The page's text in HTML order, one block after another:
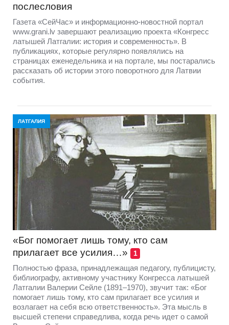
послесловия
Газета «СейЧас» и информационно-новостной портал
www.grani.lv завершают реализацию проекта «Конгресс
латышей Латгалии: история и современность». В
публикациях, которые регулярно появлялись на
страницах еженедельника и на портале, мы постарались
рассказать об истории этого поворотного для Латвии
события.
ЛАТГАЛИЯ
«Бог помогает лишь тому, кто сам
прилагает все усилия…»
1
Полностью фраза, принадлежащая педагогу, публицисту,
библиографу, активному участнику Конгресса латышей
Латгалии Валерии Сейле (1891–1970), звучит так: «Бог
помогает лишь тому, кто сам прилагает все усилия и
возлагает на себя всю ответственность». Эта мысль в
высшей степени справедлива, когда речь идет о самой